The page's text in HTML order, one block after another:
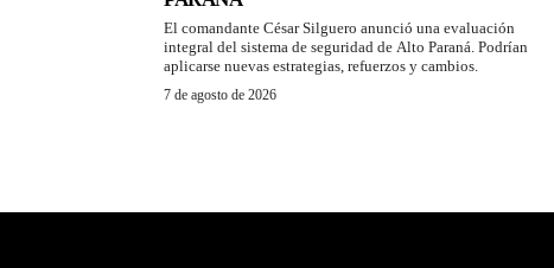
El comandante César Silguero anunció una evaluación
integral del sistema de seguridad de Alto Paraná. Podrían
aplicarse nuevas estrategias, refuerzos y cambios.
7 de agosto de 2026